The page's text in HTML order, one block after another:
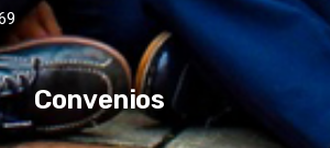
Convenios